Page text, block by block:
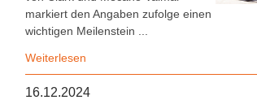
markiert den Angaben zufolge einen
wichtigen Meilenstein ...
Weiterlesen
16.12.2024